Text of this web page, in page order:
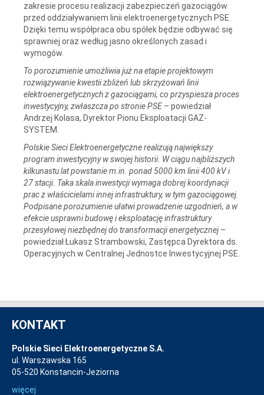
zakresie procesu realizacji zabezpieczeń gazociągów
przed oddziaływaniem linii elektroenergetycznych PSE.
Dzięki temu współpraca obu spółek będzie odbywać się
sprawniej oraz według jasno określonych zasad i
wymogów.
To porozumienie umożliwia już na etapie projektowym
rozwiązywanie kwestii zbliżeń lub skrzyżowań linii
elektroenergetycznych z gazociągami, co przyspiesza proces
inwestycyjny, zwłaszcza po stronie PSE – powiedział
Andrzej Kolasa, Dyrektor Pionu Eksploatacji GAZ-
SYSTEM.
Polskie Sieci Elektroenergetyczne realizują największy
program inwestycyjny w swojej historii. W ciągu najbliższych
kilkunastu lat powstanie m.in. ponad 5000 km linii 400 kV i
27 stacji. Taka skala inwestycji wymaga dobrej koordynacji
prac z właścicielami innej infrastruktury, w tym gazociągowej.
Podpisane porozumienie ułatwi prowadzenie uzgodnień, a w
efekcie usprawni budowę i eksploatację infrastruktury
przesyłowej niezbędnej do transformacji energetycznej –
powiedział Łukasz Strambowski, Zastępca Dyrektora ds.
Operacyjnych w Centralnej Jednostce Inwestycyjnej PSE.
KONTAKT
Polskie Sieci Elektroenergetyczne S.A.
ul. Warszawska 165
05-520 Konstancin-Jeziorna
więcej